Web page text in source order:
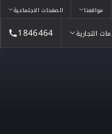
مواقعنا الصفحات الاجتماعية
التجارية 1846464